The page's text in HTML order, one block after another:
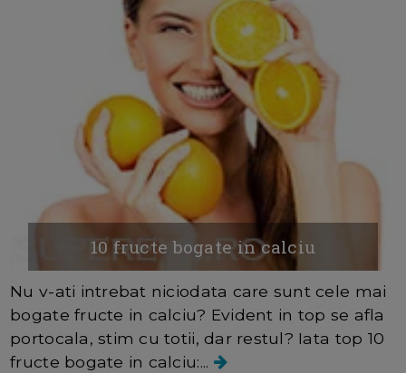
10 fructe bogate in calciu
Nu v-ati intrebat niciodata care sunt cele mai
bogate fructe in calciu? Evident in top se afla
portocala, stim cu totii, dar restul? Iata top 10
fructe bogate in calciu:...